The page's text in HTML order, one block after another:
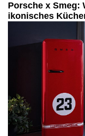
Porsche x Smeg:
ikonisches